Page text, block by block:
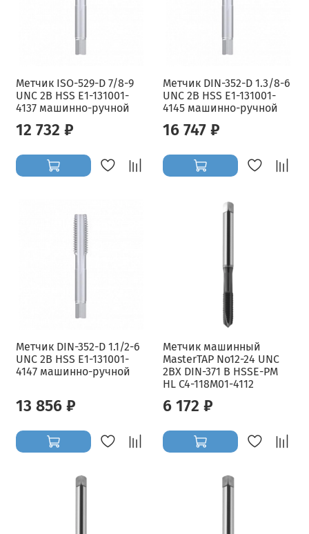
Метчик ISO-529-D 7/8-9
UNC 2B HSS E1-131001-
4137 машинно-ручной
12 732 ₽
Метчик DIN-352-D 1.3/8-6
UNC 2B HSS E1-131001-
4145 машинно-ручной
16 747 ₽
Метчик DIN-352-D 1.1/2-6
UNC 2B HSS E1-131001-
4147 машинно-ручной
13 856 ₽
Метчик машинный
MasterTAP No12-24 UNC
2BX DIN-371 B HSSE-PM
HL C4-118M01-4112
6 172 ₽